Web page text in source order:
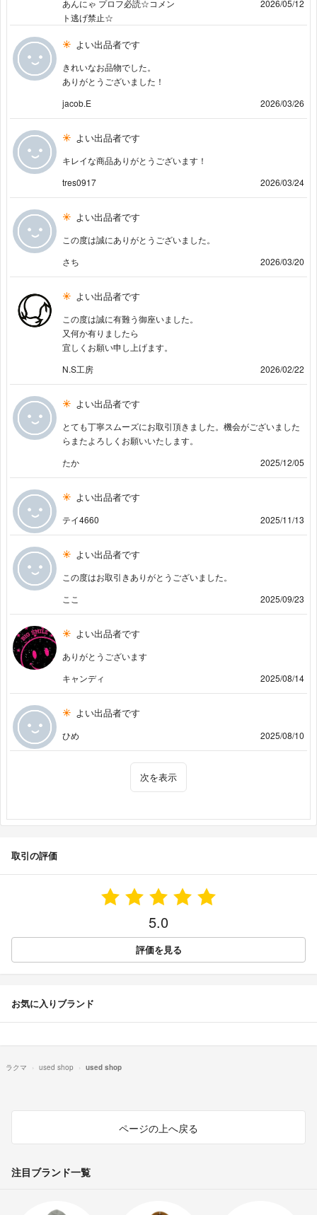
あんにゃ プロフ必読☆コメン
ト逃げ禁止☆
2026/05/12
よい出品者です
きれいなお品物でした。
ありがとうございました！
jacob.E
2026/03/26
よい出品者です
キレイな商品ありがとうございます！
tres0917
2026/03/24
よい出品者です
この度は誠にありがとうございました。
さち
2026/03/20
よい出品者です
この度は誠に有難う御座いました。
又何か有りましたら
宜しくお願い申し上げます。
N.S工房
2026/02/22
よい出品者です
とても丁寧スムーズにお取引頂きました。機会がございました
らまたよろしくお願いいたします。
たか
2025/12/05
よい出品者です
テイ4660 2025/11/13
よい出品者です
この度はお取引きありがとうございました。
ここ
2025/09/23
よい出品者です
ありがとうございます
キャンディ
2025/08/14
よい出品者です
ひめ 2025/08/10
次を表示
取引の評価
5.0
評価を見る
お気に入りブランド
ラクマ used shop used shop
ページの上へ戻る
注目ブランド一覧